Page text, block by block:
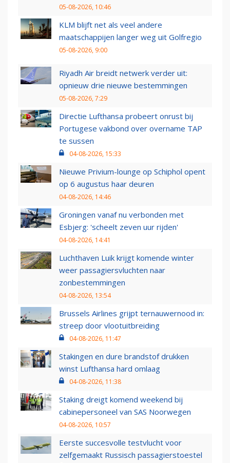
05-08-2026, 10:46
KLM blijft net als veel andere
maatschappijen langer weg uit Golfregio
05-08-2026, 9:00
Riyadh Air breidt netwerk verder uit:
opnieuw drie nieuwe bestemmingen
05-08-2026, 7:29
Directie Lufthansa probeert onrust bij
Portugese vakbond over overname TAP
te sussen
04-08-2026, 15:33
Nieuwe Privium-lounge op Schiphol opent
op 6 augustus haar deuren
04-08-2026, 14:46
Groningen vanaf nu verbonden met
Esbjerg: 'scheelt zeven uur rijden'
04-08-2026, 14:41
Luchthaven Luik krijgt komende winter
weer passagiersvluchten naar
zonbestemmingen
04-08-2026, 13:54
Brussels Airlines grijpt ternauwernood in:
streep door vlootuitbreiding
04-08-2026, 11:47
Stakingen en dure brandstof drukken
winst Lufthansa hard omlaag
04-08-2026, 11:38
Staking dreigt komend weekend bij
cabinepersoneel van SAS Noorwegen
04-08-2026, 10:57
Eerste succesvolle testvlucht voor
zelfgemaakt Russisch passagierstoestel